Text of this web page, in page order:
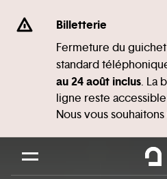
Se rendre au
Contenu principal
Pied de page
Billetterie
Fermeture du
standard
au 24 août inclus. La
ligne reste
Nous vous